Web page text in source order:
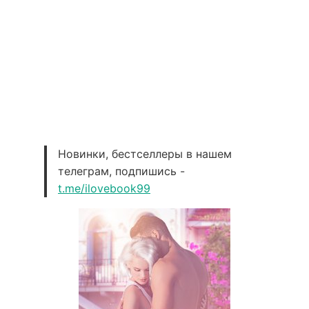
Новинки, бестселлеры в нашем
телеграм, подпишись -
t.me/ilovebook99